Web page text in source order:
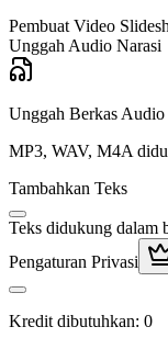
Pembuat Video
Unggah Audio Narasi
Unggah Berkas Audio
MP3, WAV, M4A
Tambahkan Teks
Teks didukung dalam
Pengaturan Privasi
Kredit dibutuhkan: 0